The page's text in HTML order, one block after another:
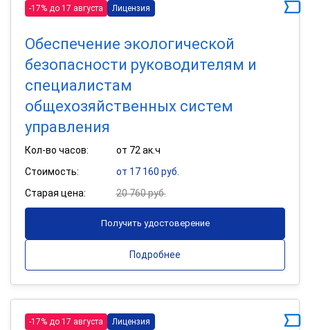
-17% до 17 августа Лицензия
Обеспечение экологической
безопасности руководителям и
специалистам
общехозяйственных систем
управления
Кол-во часов:
от 72 ак.ч
Стоимость:
от 17 160 руб.
Старая цена:
20 760 руб.
Получить удостоверение
Подробнее
-17% до 17 августа Лицензия